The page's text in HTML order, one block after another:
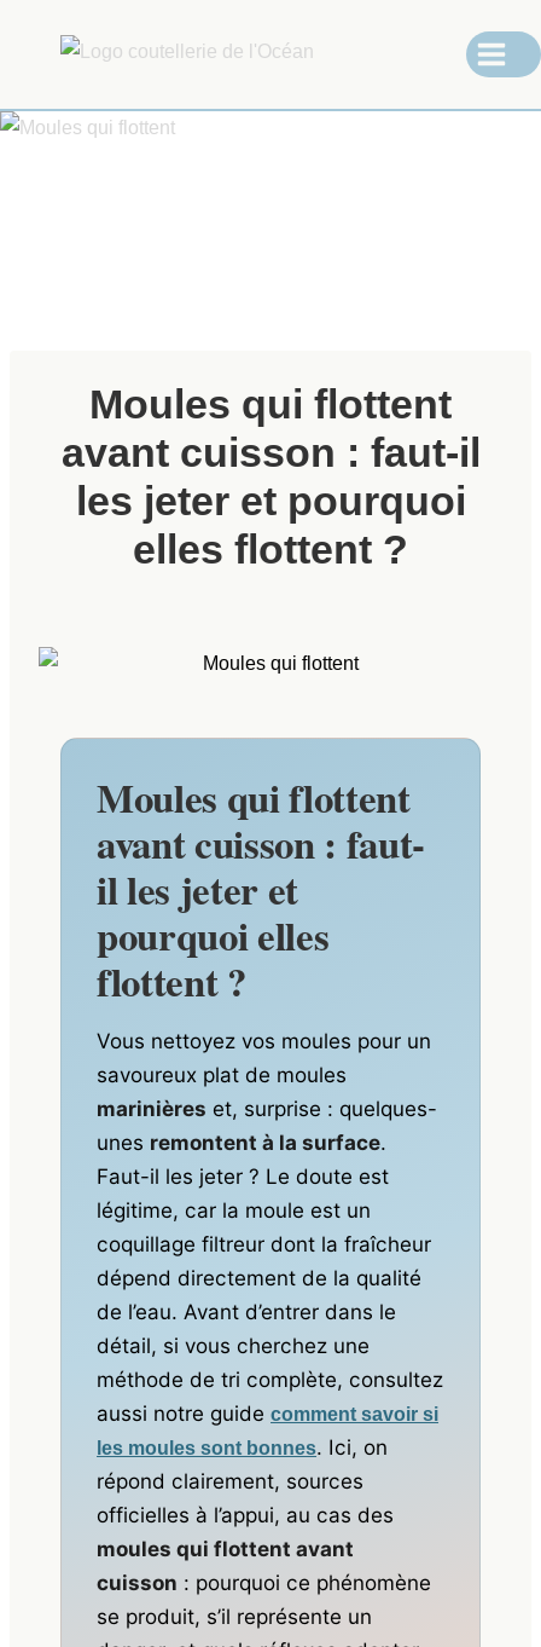
Moules qui flottent
avant cuisson : faut-il
les jeter et pourquoi
elles flottent ?
Moules qui flottent
avant cuisson : faut-
il les jeter et
pourquoi elles
flottent ?
Vous nettoyez vos moules pour un
savoureux plat de moules
marinières et, surprise : quelques-
unes remontent à la surface.
Faut-il les jeter ? Le doute est
légitime, car la moule est un
coquillage filtreur dont la fraîcheur
dépend directement de la qualité
de l’eau. Avant d’entrer dans le
détail, si vous cherchez une
méthode de tri complète, consultez
aussi notre guidecomment savoir si
les moules sont bonnes. Ici, on
répond clairement, sources
officielles à l’appui, au cas des
moules qui flottent avant
cuisson : pourquoi ce phénomène
se produit, s’il représente un